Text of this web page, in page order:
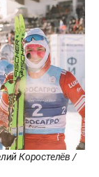
Коростелёв /